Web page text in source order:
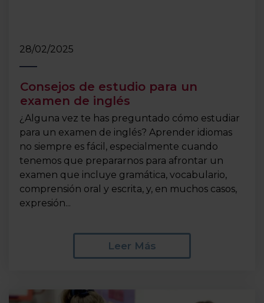
28/02/2025
Consejos de estudio para un
examen de inglés
¿Alguna vez te has preguntado cómo estudiar
para un examen de inglés? Aprender idiomas
no siempre es fácil, especialmente cuando
tenemos que prepararnos para afrontar un
examen que incluye gramática, vocabulario,
comprensión oral y escrita, y, en muchos casos,
expresión...
Leer Más